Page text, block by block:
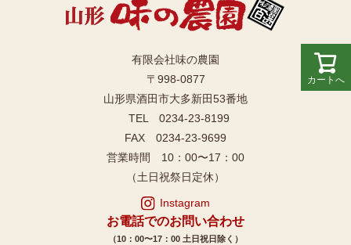
カートへ
有限会社味の農園
〒998-0877
山形県酒田市大多新田53番地
TEL 0234-23-8199
FAX 0234-23-9699
営業時間 10：00〜17：00
（土日祝祭日定休）
Instagram
お電話でのお問い合わせ
（10：00〜17：00 土日祝日除く）